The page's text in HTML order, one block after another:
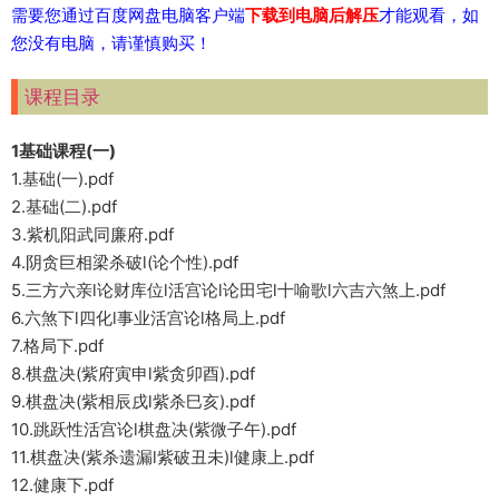
需要您通过百度网盘电脑客户端下载到电脑后解压才能观看，如
您没有电脑，请谨慎购买！
课程目录
1基础课程(一)
1.基础(一).pdf
2.基础(二).pdf
3.紫机阳武同廉府.pdf
4.阴贪巨相梁杀破l(论个性).pdf
5.三方六亲l论财库位l活宫论l论田宅l十喻歌l六吉六煞上.pdf
6.六煞下l四化l事业活宫论l格局上.pdf
7.格局下.pdf
8.棋盘决(紫府寅申l紫贪卯酉).pdf
9.棋盘决(紫相辰戌l紫杀巳亥).pdf
10.跳跃性活宫论l棋盘决(紫微子午).pdf
11.棋盘决(紫杀遗漏l紫破丑未)l健康上.pdf
12.健康下.pdf